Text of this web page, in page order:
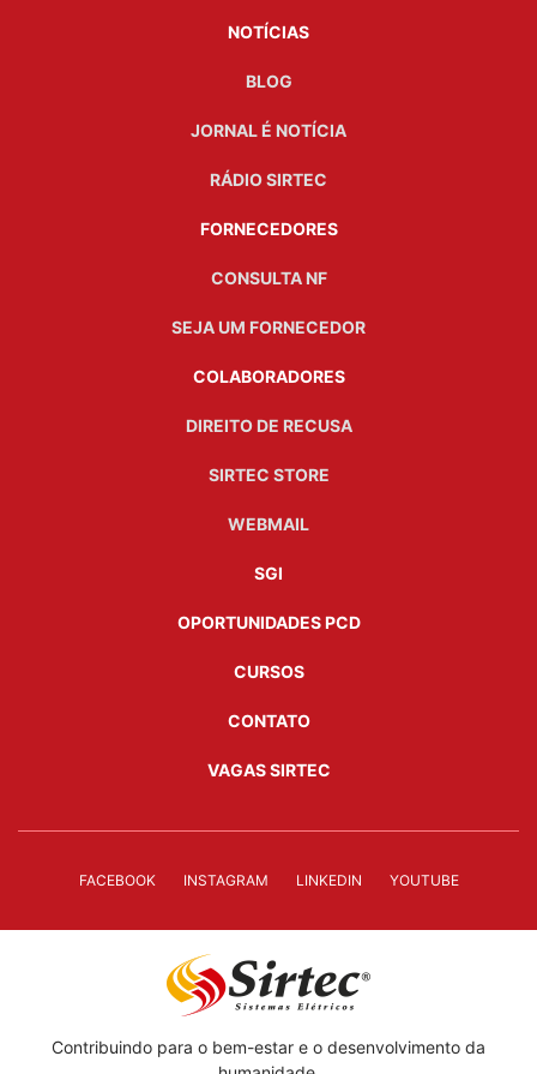
NOTÍCIAS
BLOG
JORNAL É NOTÍCIA
RÁDIO SIRTEC
FORNECEDORES
CONSULTA NF
SEJA UM FORNECEDOR
COLABORADORES
DIREITO DE RECUSA
SIRTEC STORE
WEBMAIL
SGI
OPORTUNIDADES PCD
CURSOS
CONTATO
VAGAS SIRTEC
FACEBOOK INSTAGRAM LINKEDIN YOUTUBE
Contribuindo para o bem-estar e o desenvolvimento da